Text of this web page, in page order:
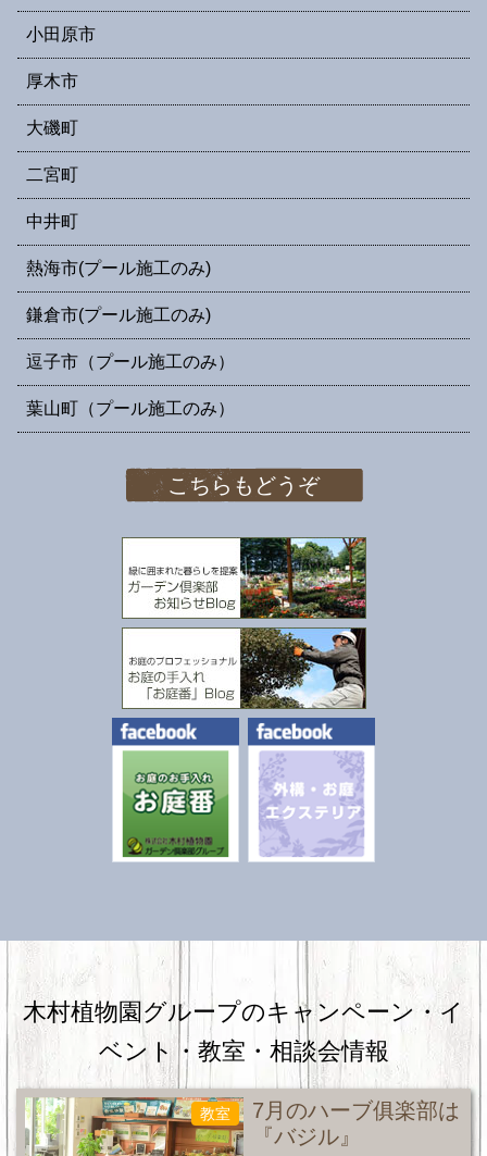
小田原市
厚木市
大磯町
二宮町
中井町
熱海市(プール施工のみ)
鎌倉市(プール施工のみ)
逗子市（プール施工のみ）
葉山町（プール施工のみ）
こちらもどうぞ
木村植物園グループのキャンペーン・イ
ベント・教室・相談会情報
教室
7月のハーブ俱楽部は
『バジル』